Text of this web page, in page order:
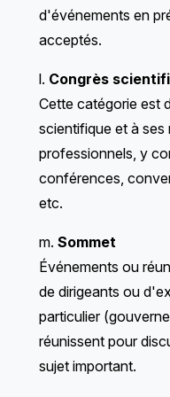
d'événements en
acceptés.
l. Congrès
Cette catégorie est
scientifique et à ses
professionnels, y
conférences,
etc.
m. Sommet
Événements ou
de dirigeants ou
particulier
réunissent pour
sujet important.